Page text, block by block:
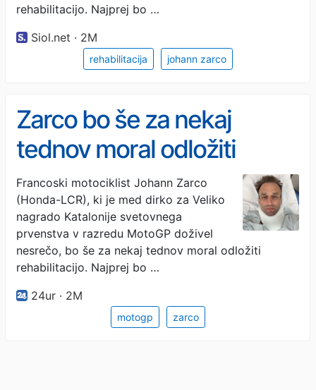
rehabilitacijo. Najprej bo …
Siol.net · 2M
rehabilitacija johann zarco
Zarco bo še za nekaj
tednov moral odložiti
rehabilitacijo
Francoski motociklist Johann Zarco
(Honda-LCR), ki je med dirko za Veliko
nagrado Katalonije svetovnega
prvenstva v razredu MotoGP doživel
nesrečo, bo še za nekaj tednov moral odložiti
rehabilitacijo. Najprej bo …
24ur · 2M
motogp zarco